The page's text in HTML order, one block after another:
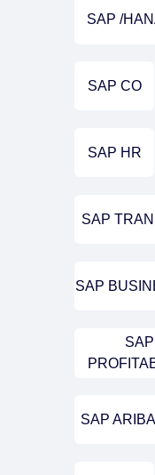
SAP /
SAP ARIBA
SAP
SAP CO
SAP HR
SAP
SAP